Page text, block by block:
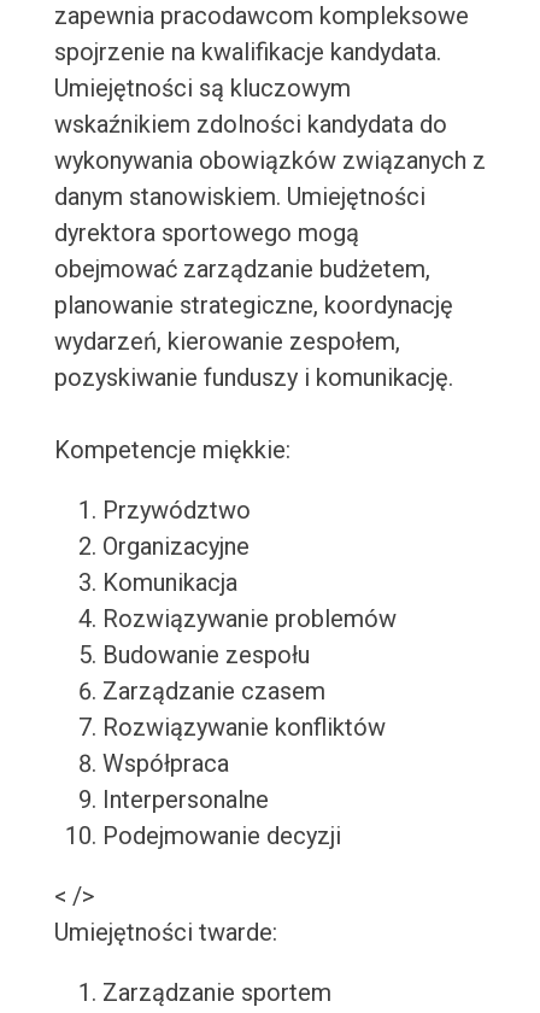
zapewnia pracodawcom kompleksowe
spojrzenie na kwalifikacje kandydata.
Umiejętności są kluczowym
wskaźnikiem zdolności kandydata do
wykonywania obowiązków związanych z
danym stanowiskiem. Umiejętności
dyrektora sportowego mogą
obejmować zarządzanie budżetem,
planowanie strategiczne, koordynację
wydarzeń, kierowanie zespołem,
pozyskiwanie funduszy i komunikację.
Kompetencje miękkie:
Przywództwo
Organizacyjne
Komunikacja
Rozwiązywanie problemów
Budowanie zespołu
Zarządzanie czasem
Rozwiązywanie konfliktów
Współpraca
Interpersonalne
Podejmowanie decyzji
< />
Umiejętności twarde:
Zarządzanie sportem